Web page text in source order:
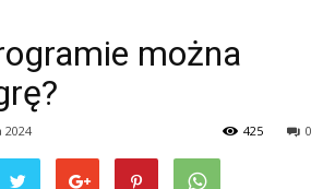
można
2024 0
425